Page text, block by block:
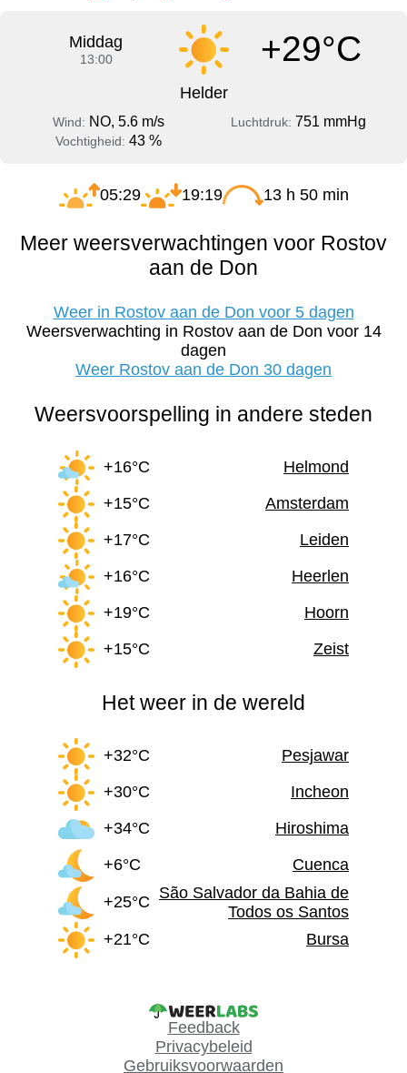
Middag
13:00 +29°C
Helder
Wind: NO, 5.6 m/s Luchtdruk: 751 mmHg
Vochtigheid: 43 %
05:29 19:19 13 h 50 min
Meer weersverwachtingen voor Rostov
aan de Don
Weer in Rostov aan de Don voor 5 dagen
Weersverwachting in Rostov aan de Don voor 14
dagen
Weer Rostov aan de Don 30 dagen
Weersvoorspelling in andere steden
+16°C
Helmond
+15°C
Amsterdam
+17°C
Leiden
+16°C
Heerlen
+19°C
Hoorn
+15°C
Zeist
Het weer in de wereld
+32°C
Pesjawar
+30°C
Incheon
+34°C
Hiroshima
+6°C
Cuenca
+25°C
São Salvador da Bahia de
Todos os Santos
+21°C
Bursa
Feedback
Privacybeleid
Gebruiksvoorwaarden